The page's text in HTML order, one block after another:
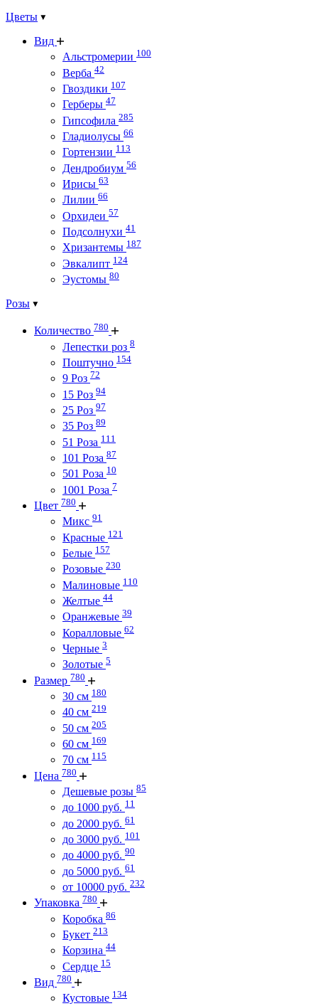
Цветы
Вид
Альстромерии 100
Верба 42
Гвоздики 107
Герберы 47
Гипсофила 285
Гладиолусы 66
Гортензии 113
Дендробиум 56
Ирисы 63
Лилии 66
Орхидеи 57
Подсолнухи 41
Хризантемы 187
Эвкалипт 124
Эустомы 80
Розы
Количество 780
Лепестки роз 8
Поштучно 154
9 Роз 72
15 Роз 94
25 Роз 97
35 Роз 89
51 Роза 111
101 Роза 87
501 Роза 10
1001 Роза 7
Цвет 780
Микс 91
Красные 121
Белые 157
Розовые 230
Малиновые 110
Желтые 44
Оранжевые 39
Коралловые 62
Черные 3
Золотые 5
Размер 780
30 см 180
40 см 219
50 см 205
60 см 169
70 см 115
Цена 780
Дешевые розы 85
до 1000 руб. 11
до 2000 руб. 61
до 3000 руб. 101
до 4000 руб. 90
до 5000 руб. 61
от 10000 руб. 232
Упаковка 780
Коробка 86
Букет 213
Корзина 44
Сердце 15
Вид 780
Кустовые 134